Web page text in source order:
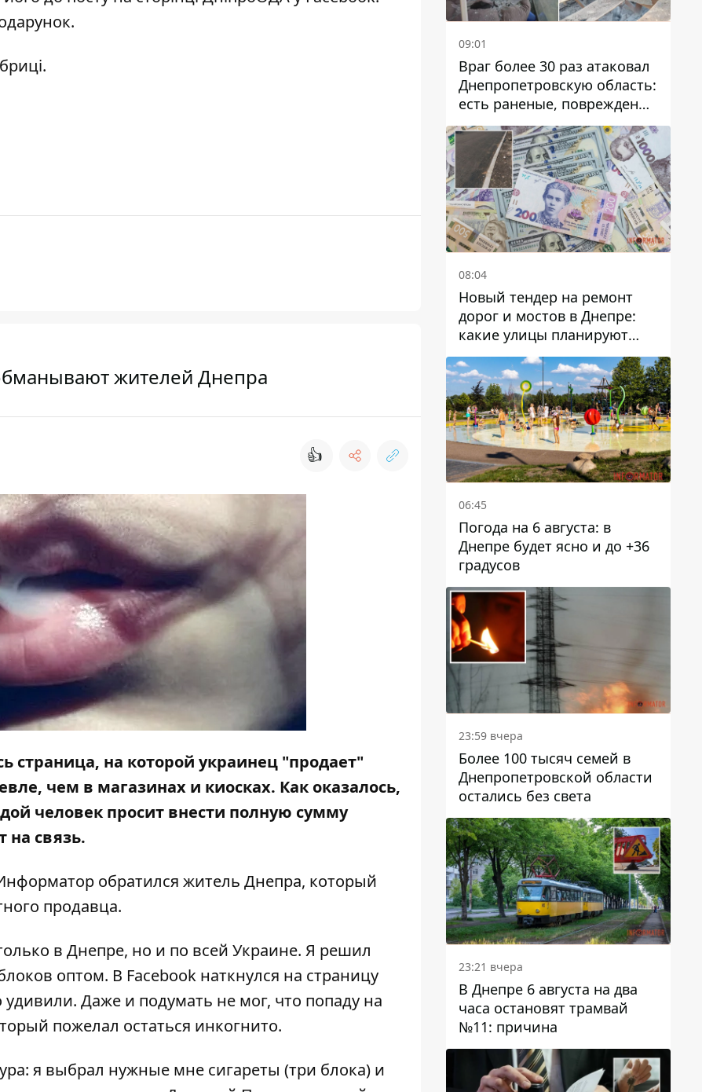
.
жителей Днепра
👍
страница, на которой украинец "продает"
чем в магазинах и киосках. Как оказалось,
человек просит внести полную сумму
на связь.
обратился житель Днепра, который
продавца.
в Днепре, но и по всей Украине. Я решил
оптом. В Facebook наткнулся на страницу
Даже и подумать не мог, что попаду на
пожелал остаться инкогнито.
я выбрал нужные мне сигареты (три блока) и
09:01
Враг более 30 раз атаковал
Днепропетровскую область:
есть раненые, повреждены
лицей, дома и предприятия
08:04
Новый тендер на ремонт
дорог и мостов в Днепре:
какие улицы планируют
обновить и сколько
десятков миллионов гривен
на это хотят потратить
06:45
Погода на 6 августа: в
Днепре будет ясно и до +36
градусов
23:59 вчера
Более 100 тысяч семей в
Днепропетровской области
остались без света
23:21 вчера
В Днепре 6 августа на два
часа остановят трамвай
№11: причина